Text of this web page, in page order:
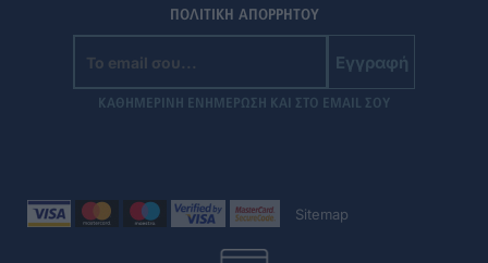
ΠΟΛΙΤΙΚΗ ΑΠΟΡΡΗΤΟΥ
Εγγραφή
ΚΑΘΗΜΕΡΙΝΗ ΕΝΗΜΕΡΩΣΗ ΚΑΙ ΣΤΟ EMAIL ΣΟΥ
Sitemap